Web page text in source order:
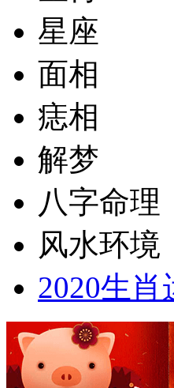
生肖
星座
面相
痣相
解梦
八字命理
风水环境
2020生肖